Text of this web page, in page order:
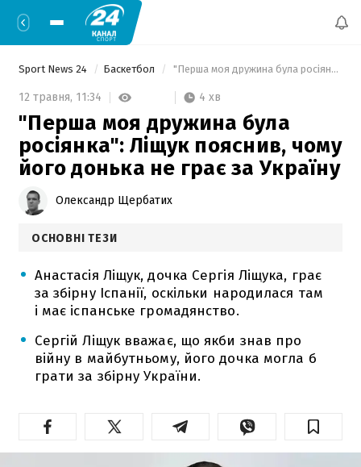
Sport News 24 Баскетбол "Перша моя дружина була росіянка": Ліщук пояснив, чому його донька не грає за Україну
12 травня, 11:34 4 хв
"Перша моя дружина була
росіянка": Ліщук пояснив, чому
його донька не грає за Україну
Олександр Щербатих
ОСНОВНІ ТЕЗИ
Анастасія Ліщук, дочка Сергія Ліщука, грає
за збірну Іспанії, оскільки народилася там
і має іспанське громадянство.
Сергій Ліщук вважає, що якби знав про
війну в майбутньому, його дочка могла б
грати за збірну України.